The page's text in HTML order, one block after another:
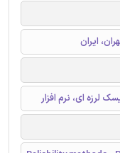
ایران
لرزه ای، نرم افزار